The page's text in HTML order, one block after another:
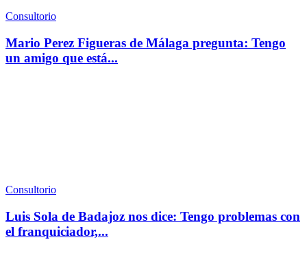
Consultorio
Mario Perez Figueras de Málaga pregunta: Tengo
un amigo que está...
Consultorio
Luis Sola de Badajoz nos dice: Tengo problemas con
el franquiciador,...